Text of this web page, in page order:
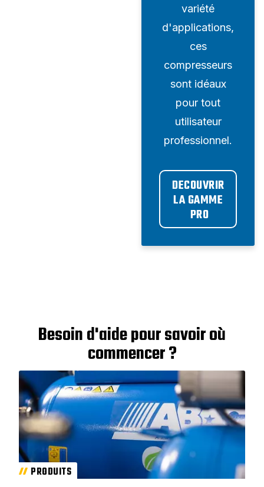
variété
d'applications,
ces
compresseurs
sont idéaux
pour tout
utilisateur
professionnel.
DECOUVRIR
LA GAMME
PRO
Besoin d'aide pour savoir où
commencer ?
PRODUITS